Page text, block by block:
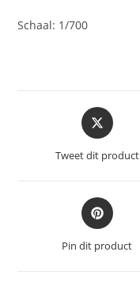
Schaal: 1/700
Opent
in
een
nieuw
Tweet dit product
Opent
in
een
nieuw
Pin dit product